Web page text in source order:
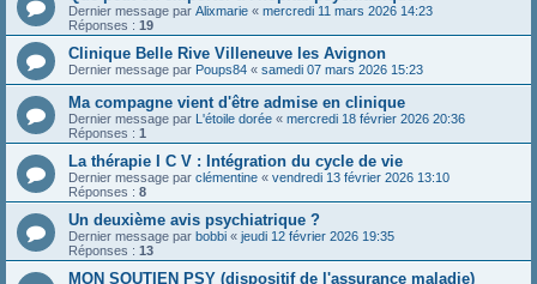
Dernier message par Alixmarie « mercredi 11 mars 2026 14:23
Réponses : 19
Clinique Belle Rive Villeneuve les Avignon
Dernier message par Poups84 « samedi 07 mars 2026 15:23
Ma compagne vient d'être admise en clinique
Dernier message par L'étoile dorée « mercredi 18 février 2026 20:36
Réponses : 1
La thérapie I C V : Intégration du cycle de vie
Dernier message par clémentine « vendredi 13 février 2026 13:10
Réponses : 8
Un deuxième avis psychiatrique ?
Dernier message par bobbi « jeudi 12 février 2026 19:35
Réponses : 13
MON SOUTIEN PSY (dispositif de l'assurance maladie)